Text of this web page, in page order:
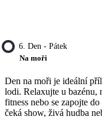
6. Den - Pátek
Na moři
Den na moři je ideální
lodi. Relaxujte u bazénu,
fitness nebo se zapojte
čeká show, živá hudba